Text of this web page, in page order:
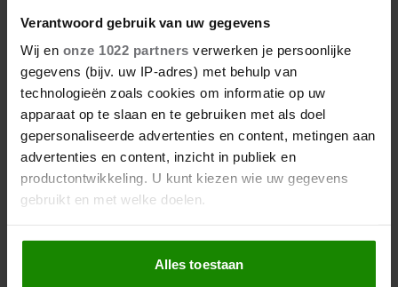
Verantwoord gebruik van uw gegevens
Wij en onze 1022 partners verwerken je persoonlijke
gegevens (bijv. uw IP-adres) met behulp van
technologieën zoals cookies om informatie op uw
apparaat op te slaan en te gebruiken met als doel
gepersonaliseerde advertenties en content, metingen aan
advertenties en content, inzicht in publiek en
productontwikkeling. U kunt kiezen wie uw gegevens
gebruikt en met welke doelen.
Als u het toestaat, willen we ook graag:
Informatie verzamelen over uw geografische
Alles toestaan